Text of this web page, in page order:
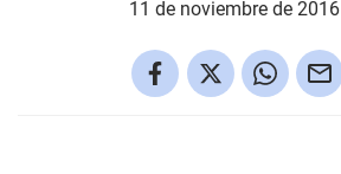
11 de noviembre de